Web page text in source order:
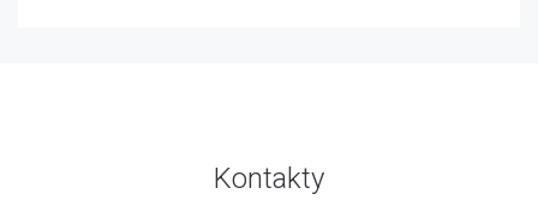
Kontakty